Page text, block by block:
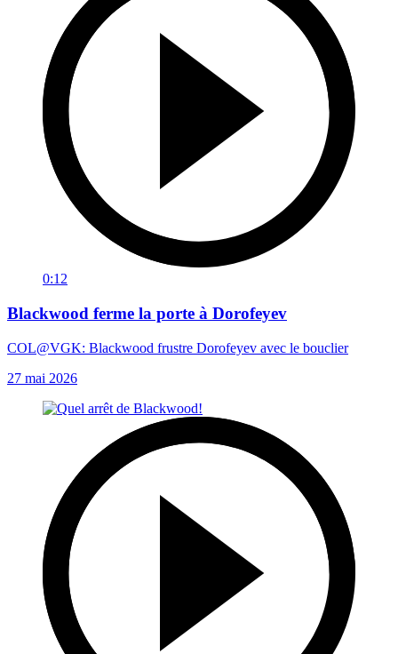
0:12
Blackwood ferme la porte à Dorofeyev
COL@VGK: Blackwood frustre Dorofeyev avec le bouclier
27 mai 2026